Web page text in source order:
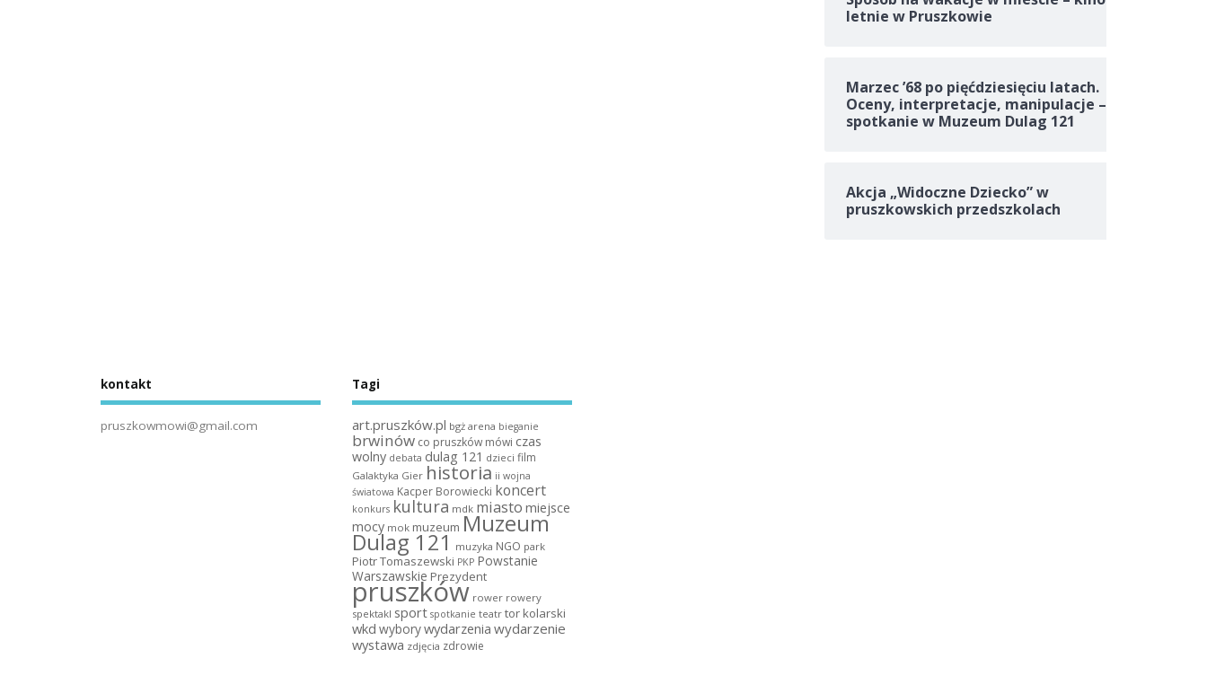
letnie w Pruszkowie
Marzec ’68 po pięćdziesięciu latach.
Oceny, interpretacje, manipulacje –
spotkanie w Muzeum Dulag 121
Akcja „Widoczne Dziecko” w
pruszkowskich przedszkolach
kontakt
pruszkowmowi@gmail.com
Tagi
art.pruszków.pl bgż arena bieganie
brwinów co pruszków mówi czas
wolny debata dulag 121 dzieci film
Galaktyka Gier historia ii wojna
światowa Kacper Borowiecki koncert
konkurs kultura mdk miasto miejsce
mocy mok muzeum Muzeum
Dulag 121 muzyka NGO park
Piotr Tomaszewski PKP Powstanie
Warszawskie Prezydent
pruszków rower rowery
spektakl sport spotkanie teatr tor kolarski
wkd wyborywydarzenia wydarzenie
wystawa zdjęcia zdrowie